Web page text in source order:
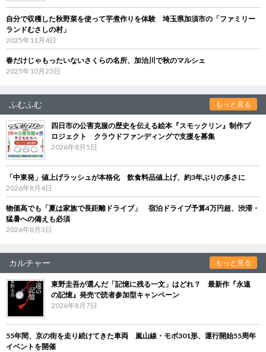
自分で収穫した秋野菜を使って芋煮作りを体験 埼玉県加須市の「ファミリー
ランドむさしの村」
2025年11月4日
春だけじゃもったいないさくらの名所、加治川で秋のマルシェ
2025年10月23日
ふむふむ もっと見る
四日市の公害克服の歴史を伝える絵本『スモックリン』制作プ
ロジェクト クラウドファンディングで支援を募集
2026年8月5日
「中東発」値上げラッシュが本格化 飲食料品値上げ、約3年ぶりの多さに
2026年8月4日
物価高でも「夏は家族で長距離ドライブ」 宿泊ドライブ予算4万円超、渋滞・
猛暑への備えも必須
2026年8月3日
カルチャー もっと見る
東野圭吾が選んだ「記憶に残る一文」はどれ？ 最新作『永遠
の記憶』発売で読者参加型キャンペーン
2026年8月7日
55年間、京の街を走り続けてきた車両 嵐山線・モボ301形、運行開始55周年
イベントを開催